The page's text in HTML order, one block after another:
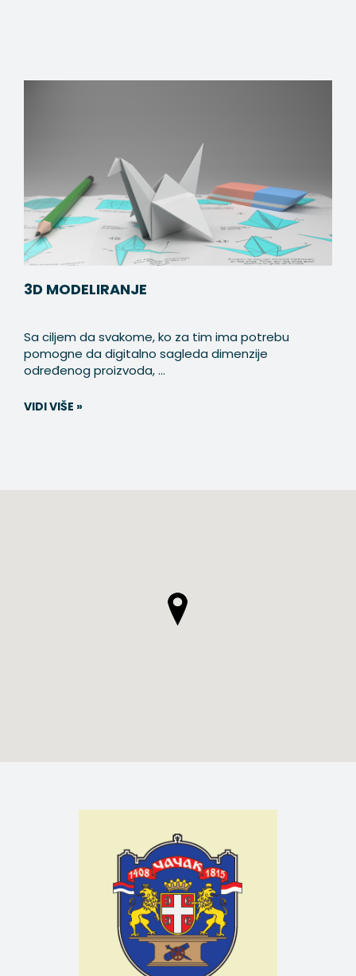
3D MODELIRANJE
Sa ciljem da svakome, ko za tim ima potrebu
pomogne da digitalno sagleda dimenzije
određenog proizvoda, ...
VIDI VIŠE »